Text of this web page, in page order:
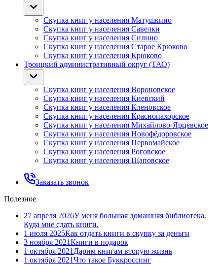
Скупка книг у населения Матушкино
Скупка книг у населения Савелки
Скупка книг у населения Силино
Скупка книг у населения Старое Крюково
Скупка книг у населения Крюково
Троицкий административный округ (ТАО)
Скупка книг у населения Вороновское
Скупка книг у населения Киевский
Скупка книг у населения Кленовское
Скупка книг у населения Краснопахорское
Скупка книг у населения Михайлово-Ярцевское
Скупка книг у населения Новофёдоровское
Скупка книг у населения Первомайское
Скупка книг у населения Роговское
Скупка книг у населения Щаповское
Заказать звонок
Полезное
27 апреля 2026У меня большая домашняя библиотека.
Куда мне сдать книги.
1 июля 2025Как отдать книги в скупку за деньги
3 ноября 2021Книги в подарок
1 октября 2021 Дарим книгам вторую жизнь
1 октября 2021Что такое Буккроссинг